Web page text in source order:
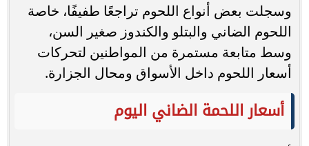
وسجلت بعض أنواع اللحوم تراجعًا طفيفًا، خاصة
اللحوم الضاني والبتلو والكندوز صغير السن،
وسط متابعة مستمرة من المواطنين لتحركات
أسعار اللحوم داخل الأسواق ومحال الجزارة.
أسعار اللحمة الضاني اليوم